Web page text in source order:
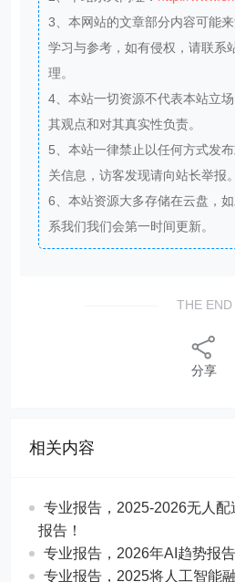
3、本网站的文章部分内容可能
学习与参考，如有侵权，请联系
理。
4、本站一切资源不代表本站立
其观点和对其真实性负责。
5、本站一律禁止以任何方式发
关信息，访客发现请向站长举报。
6、本站资源大多存储在云盘，
系我们我们会第一时间更新。
THE END
分享
相关内容
专业报告，2025-2026无人
报告！
专业报告，2026年AI趋势报告
专业报告，2025将人工智能